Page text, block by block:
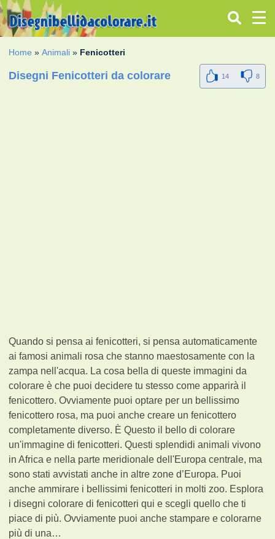
Home »Animali » Fenicotteri
Disegni Fenicotteri da colorare 14 8
Quando si pensa ai fenicotteri, si pensa automaticamente
ai famosi animali rosa che stanno maestosamente con la
zampa nell'acqua. La cosa bella di queste immagini da
colorare è che puoi decidere tu stesso come apparirà il
fenicottero. Ovviamente puoi optare per un bellissimo
fenicottero rosa, ma puoi anche creare un fenicottero
completamente diverso. È Questo il bello di colorare
un'immagine di fenicotteri. Questi splendidi animali vivono
in Africa e nella parte meridionale dell'Europa centrale, ma
sono stati avvistati anche in altre zone d’Europa. Puoi
anche ammirare i bellissimi fenicotteri in molti zoo. Esplora
i disegni colorare di fenicotteri qui e scegli quello che ti
piace di più. Ovviamente puoi anche stampare e colorarne
più di una…